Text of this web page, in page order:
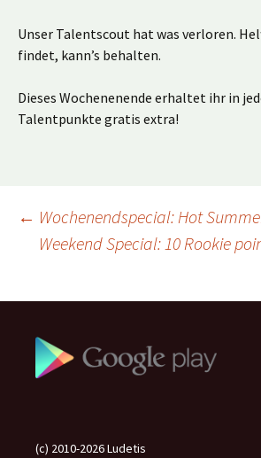
Unser Talentscout hat was verloren.
findet, kann’s behalten.
Dieses Wochenenende erhaltet ihr in
Talentpunkte gratis extra!
← Wochenendspecial: Hot
Weekend Special: 10 Rookie
(c) 2010-2026 Ludetis